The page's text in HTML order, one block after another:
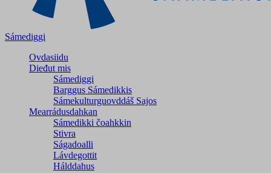
Sámediggi
Ovdasiidu
Dieđut mis
Sámediggi
Barggus Sámedikkis
Sámekulturguovddáš Sajos
Mearrádusdahkan
Sámedikki čoahkkin
Stivra
Ságadoalli
Lávdegottit
Hálddahus